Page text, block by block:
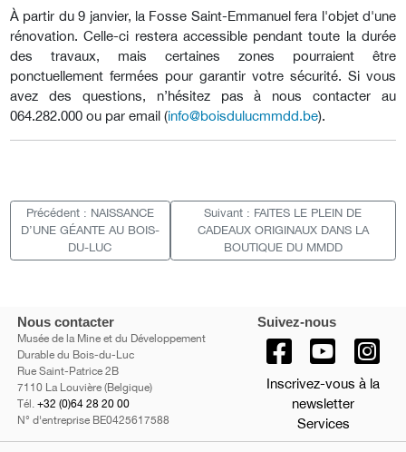
À partir du 9 janvier, la Fosse Saint-Emmanuel fera l'objet d'une
rénovation. Celle-ci restera accessible pendant toute la durée
des travaux, mais certaines zones pourraient être
ponctuellement fermées pour garantir votre sécurité. Si vous
avez des questions, n’hésitez pas à nous contacter au
064.282.000 ou par email (info@boisdulucmmdd.be).
Précédent : NAISSANCE
D’UNE GÉANTE AU BOIS-
DU-LUC
Suivant : FAITES LE PLEIN DE
CADEAUX ORIGINAUX DANS LA
BOUTIQUE DU MMDD
Nous contacter
Musée de la Mine et du Développement
Durable du Bois-du-Luc
Rue Saint-Patrice 2B
7110 La Louvière (Belgique)
Tél. +32 (0)64 28 20 00
N° d'entreprise BE0425617588
Suivez-nous
Inscrivez-vous à la
newsletter
Services